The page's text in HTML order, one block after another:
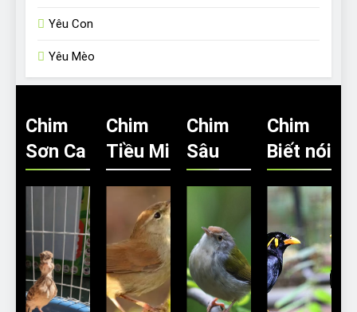
Yêu Con
Yêu Mèo
Chim
Sơn Ca
Chim
Tiều Mi
Chim
Sâu
Chim
Biết nói